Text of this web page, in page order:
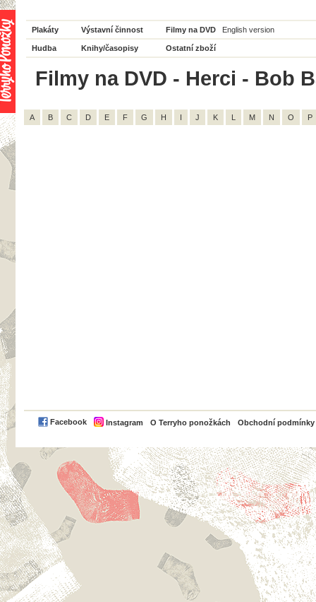
Plakáty Výstavní činnost Filmy na DVD English version
Hudba Knihy/časopisy Ostatní zboží
Filmy na DVD - Herci - Bob
A B C D E F G H I J K L M N O P
Facebook Instagram O Terryho ponožkách Obchodní podmínky
PayPal